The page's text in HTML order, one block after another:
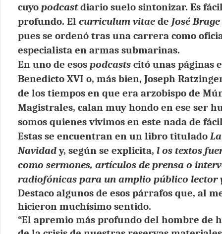
cuyo podcastdiario suelo sintonizar. Es
profundo. El curriculum vitae de José Brage
pues se ordenó tras una carrera como
especialista en armas submarinas.
En uno de esos podcasts citó unas páginas
Benedicto XVI o, más bien, Joseph
de los tiempos en que era arzobispo de
Magistrales, calan muy hondo en ese ser
somos quienes vivimos en este nada de
Estas se encuentran en un libro titulado
Navidady, según se explicita, l os textos
como sermones, artículos de prensa o
radiofónicas para un amplio público lector
Destaco algunos de esos párrafos que, al
hicieron muchísimo sentido.
“El apremio más profundo del hombre de